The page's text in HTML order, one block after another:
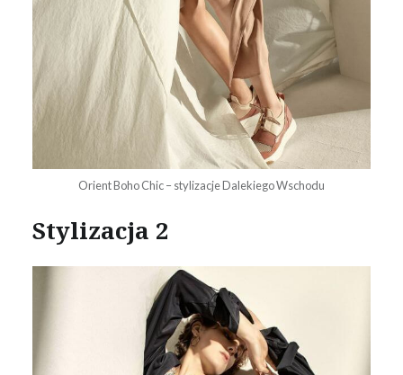
Orient Boho Chic – stylizacje Dalekiego Wschodu
Stylizacja 2